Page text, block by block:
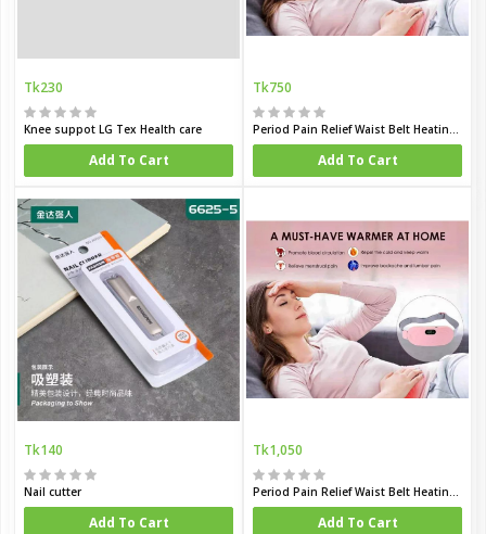
Tk230
Knee suppot LG Tex Health care
Add To Cart
Tk750
Period Pain Relief Waist Belt Heating Pad Device
Add To Cart
Tk140
Nail cutter
Add To Cart
Tk1,050
Period Pain Relief Waist Belt Heating Pad Device
Add To Cart